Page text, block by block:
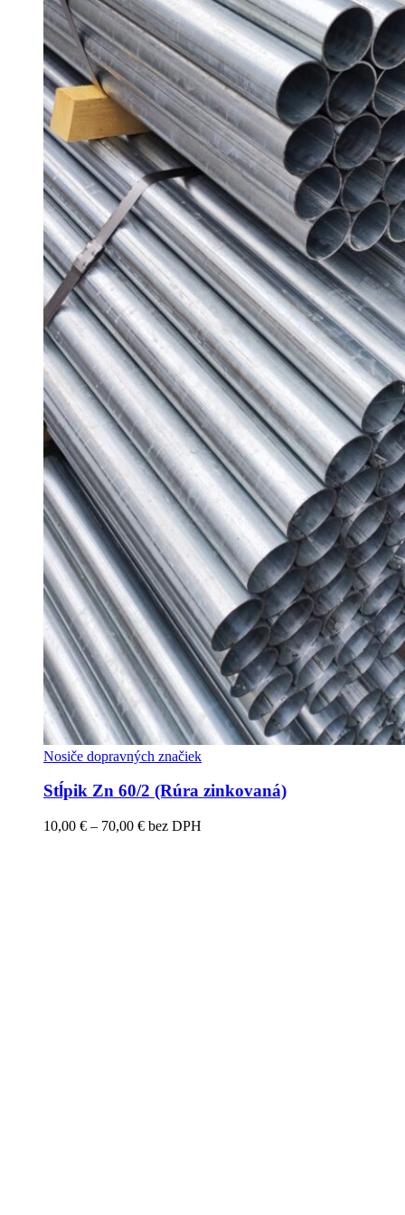
Nosiče dopravných značiek
Stĺpik Zn 60/2 (Rúra zinkovaná)
10,00 € – 70,00 €Price
bez DPH